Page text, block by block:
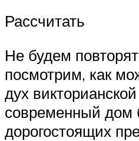
Рассчитать
Не будем
посмотрим, как
дух
современный дом
дорогостоящих